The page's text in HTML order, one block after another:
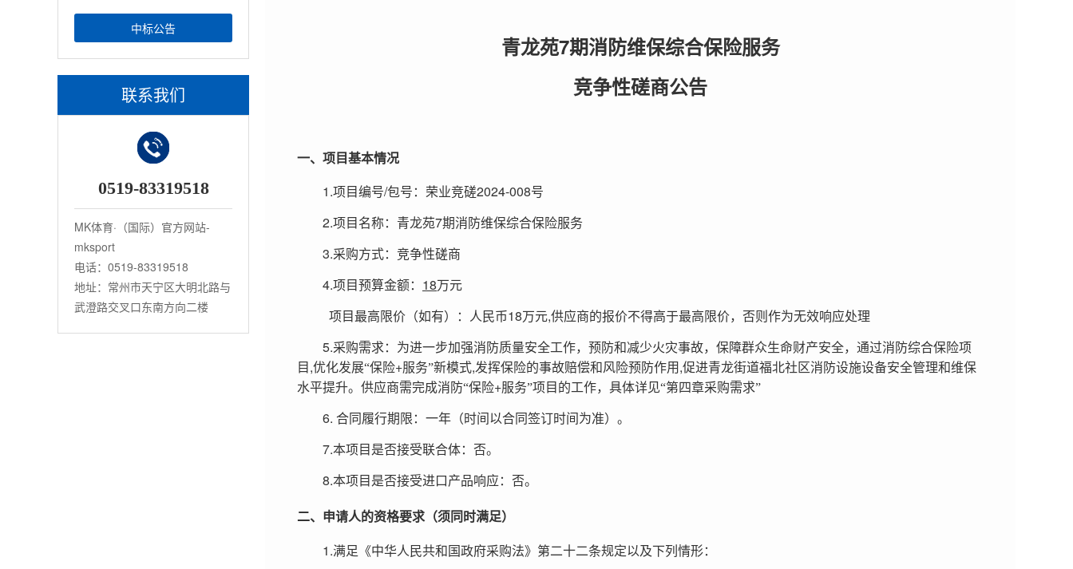
中标公告
联系我们
0519-83319518
MK体育·（国际）官方网站-
mksport
电话：0519-83319518
地址：常州市天宁区大明北路与
武澄路交叉口东南方向二楼
青龙苑7期消防维保综合保险服务
竞争性磋商公告
一、项目基本情况
1.项目编号/包号：荣业竞磋2024-008号
2.项目名称：青龙苑7期消防维保综合保险服务
3.采购方式：竞争性磋商
4.项目预算金额： 18万元
项目最高限价（如有）：人民币18万元,供应商的报价不得高于最高限价，否则作为无效响应处理
5.采购需求：为进一步加强消防质量安全工作，预防和减少火灾事故，保障群众生命财产安全，通过消防综合保险项
目 ,优化发展“保险+服务”新模式,发挥保险的事故赔偿和风险预防作用 ,促进青龙街道福北社区消防设施设备安全管理和维保
水平提升。供应商需完成消防“保险+服务”项目的工作，具体详见“第四章采购需求”
6. 合同履行期限：一年（时间以合同签订时间为准）。
7.本项目是否接受联合体：否。
8.本项目是否接受进口产品响应：否。
二、申请人的资格要求（须同时满足）
1.满足《中华人民共和国政府采购法》第二十二条规定以及下列情形：